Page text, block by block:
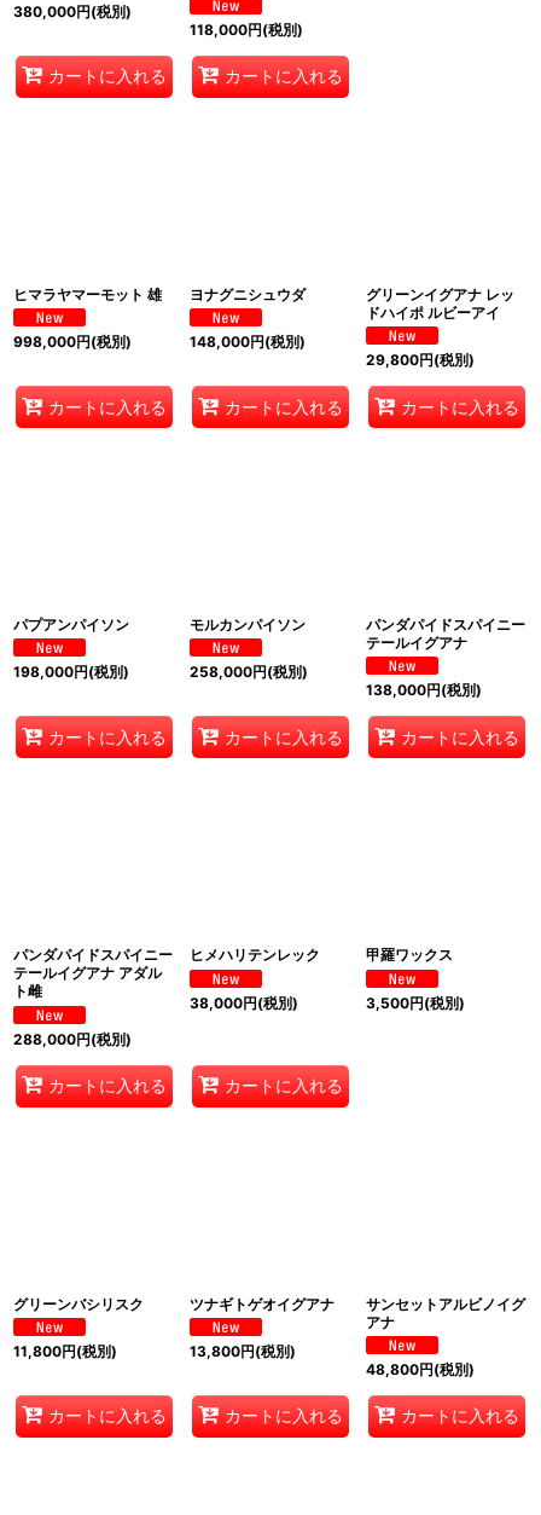
380,000円(税別)
カートに入れる
118,000円(税別)
カートに入れる
ヒマラヤマーモット 雄
998,000円(税別)
カートに入れる
ヨナグニシュウダ
148,000円(税別)
カートに入れる
グリーンイグアナ レッ
ドハイポ ルビーアイ
29,800円(税別)
カートに入れる
パプアンパイソン
198,000円(税別)
カートに入れる
モルカンパイソン
258,000円(税別)
カートに入れる
パンダパイドスパイニー
テールイグアナ
138,000円(税別)
カートに入れる
パンダパイドスパイニー
テールイグアナ アダル
ト雌
288,000円(税別)
カートに入れる
ヒメハリテンレック
38,000円(税別)
カートに入れる
甲羅ワックス
3,500円(税別)
グリーンバシリスク
11,800円(税別)
カートに入れる
ツナギトゲオイグアナ
13,800円(税別)
カートに入れる
サンセットアルビノイグ
アナ
48,800円(税別)
カートに入れる